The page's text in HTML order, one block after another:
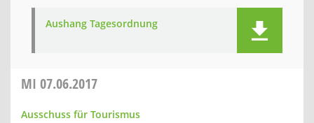
Aushang Tagesordnung
MI 07.06.2017
Ausschuss für Tourismus